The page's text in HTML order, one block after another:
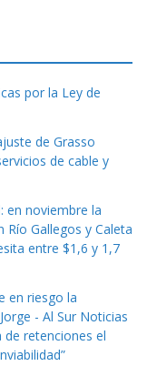
por la Ley de
de Grasso
de cable y
en noviembre la
Gallegos y Caleta
entre $1,6 y 1,7
en riesgo la
- Al Sur Noticias
de retenciones el